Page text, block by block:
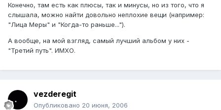
Конечно, там есть как плюсы, так и минусы, но из того, что я
слышала, можно найти довольно неплохие вещи (например:
"Лица Меры" и "Когда-то раньше...").
А вообще, на мой взгляд, самый лучший альбом у них -
"Третий путь". ИМХО.
vezderegit
Опубликовано 20 июня, 2006